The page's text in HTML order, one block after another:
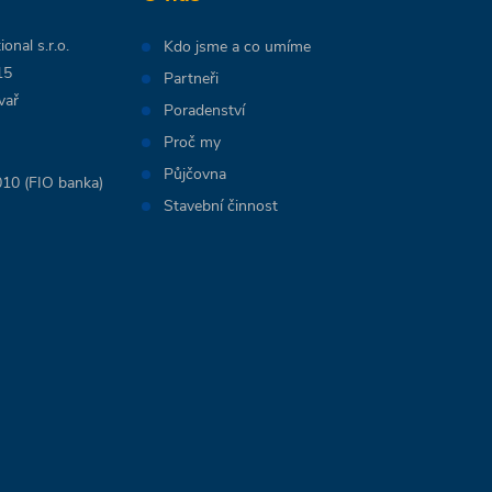
s.r.o.
(FIO banka)
Kdo jsme a co umíme
Partneři
Poradenství
Proč my
Půjčovna
Stavební činnost